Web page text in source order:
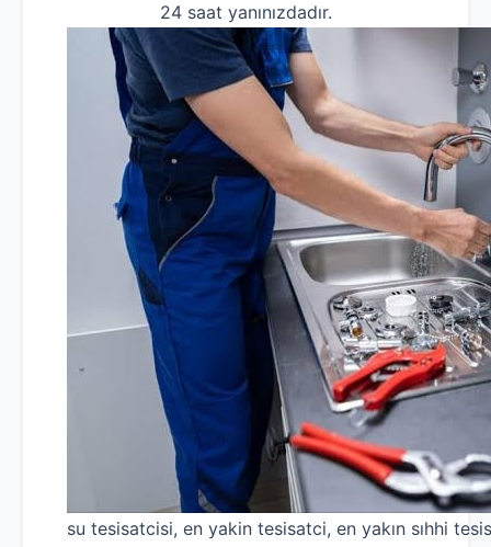
24 saat yanınızdadır.
su tesisatcisi, en yakin tesisatci, en yakın sıhhi